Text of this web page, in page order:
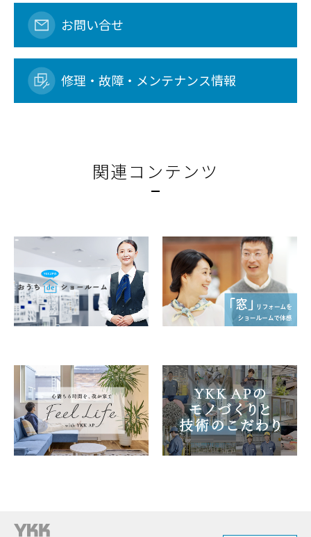
お問い合せ
修理・故障・メンテナンス情報
関連コンテンツ